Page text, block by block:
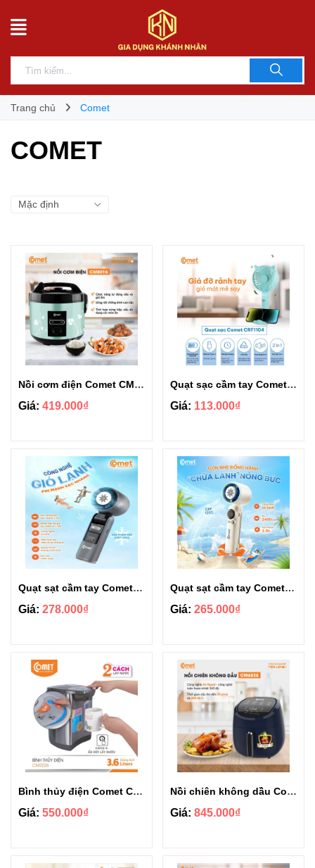
Trang chủ Comet
COMET
Nồi cơm điện Comet CM8016 1.8L
Giá: 419.000₫
Quạt sạc cầm tay Comet CRF1104 tiện lợi
Giá: 113.000₫
Quạt sạt cầm tay Comet CRF1302 màn hình Led 199 cấp độ gió tùy chỉnh
Giá: 278.000₫
Quạt sạt cầm tay Comet CRF1202 màn hình Led 199 cấp độ gió tùy chỉnh
Giá: 265.000₫
Bình thủy điện Comet CM3226 dung tích 3.6L
Giá: 550.000₫
Nồi chiên không dầu Comet CM6838 4L
Giá: 845.000₫